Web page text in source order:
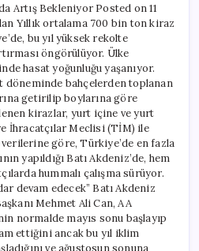
Artış Bekleniyor Posted on 11
Yıllık ortalama 700 bin ton kiraz
bu yıl yüksek rekolte
öngörülüyor. Ülke
hasat yoğunluğu yaşanıyor.
döneminde bahçelerden toplanan
getirilip boylarına göre
kirazlar, yurt içine ve yurt
İhracatçılar Meclisi (TİM) ile
verilerine göre, Türkiye’de en fazla
yapıldığı Batı Akdeniz’de, hem
hummalı çalışma sürüyor.
devam edecek” Batı Akdeniz
Mehmet Ali Can, AA
normalde mayıs sonu başlayıp
ettiğini ancak bu yıl iklim
ve ağustosun sonuna